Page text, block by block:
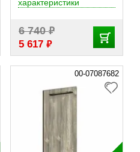
6 740₽
5 617 ₽
характеристики
00-07087682